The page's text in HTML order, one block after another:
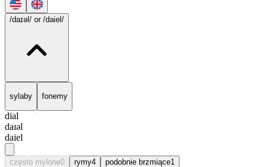
/daɪəl/ or /daiel/
sylaby fonemy
dial
daɪəl
daiel
często mylone0 rymy4 podobnie brzmiące1